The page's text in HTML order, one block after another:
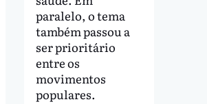
paralelo, o tema
também passou a
ser prioritário
entre os
movimentos
populares.